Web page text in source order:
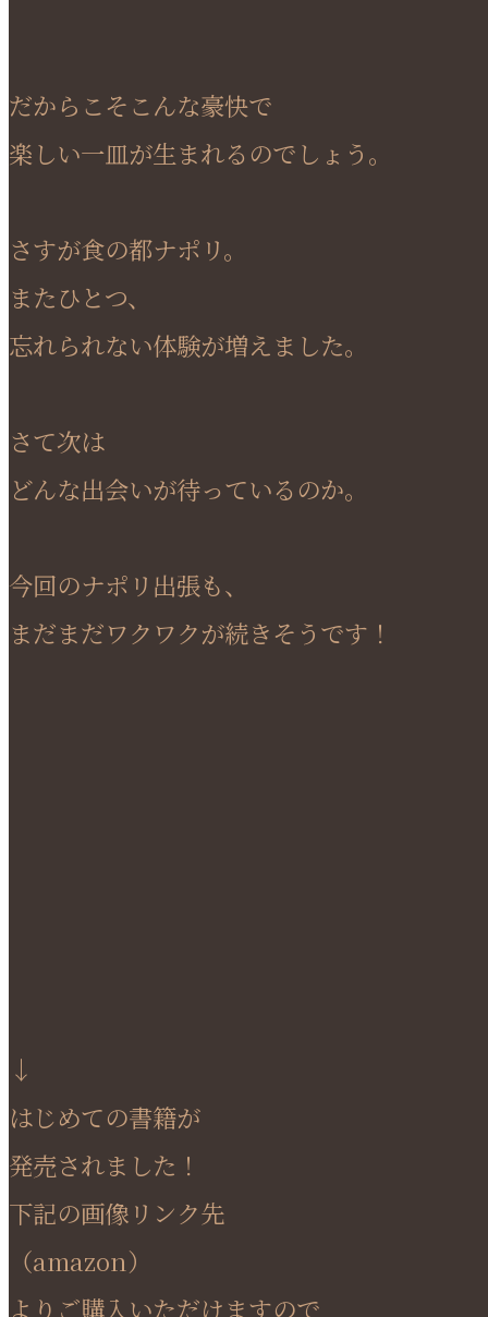
だからこそこんな豪快で
楽しい一皿が生まれるのでしょう。
さすが食の都ナポリ。
またひとつ、
忘れられない体験が増えました。
さて次は
どんな出会いが待っているのか。
今回のナポリ出張も、
まだまだワクワクが続きそうです！
↓
はじめての書籍が
発売されました！
下記の画像リンク先
（amazon）
よりご購入いただけますので